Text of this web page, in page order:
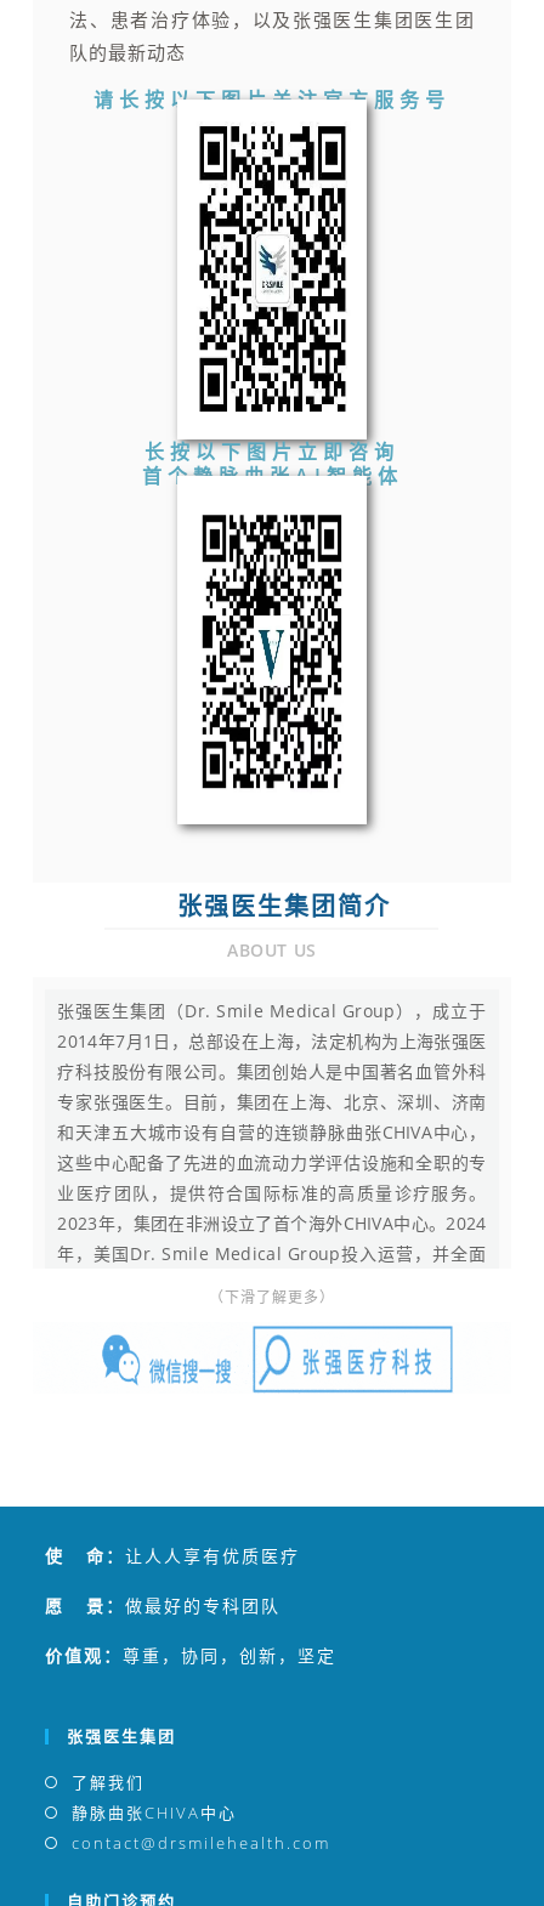
法、患者治疗体验，以及张强医生集团医生团
队的最新动态
请长按以下图片关注官方服务号
长按以下图片立即咨询
首个静脉曲张AI智能体
张强医生集团简介
ABOUT US
张强医生集团（Dr. Smile Medical Group），成立于
2014年7月1日，总部设在上海，法定机构为上海张强医
疗科技股份有限公司。集团创始人是中国著名血管外科
专家张强医生。目前，集团在上海、北京、深圳、济南
和天津五大城市设有自营的连锁静脉曲张CHIVA中心，
这些中心配备了先进的血流动力学评估设施和全职的专
业医疗团队，提供符合国际标准的高质量诊疗服务。
2023年，集团在非洲设立了首个海外CHIVA中心。2024
年，美国Dr. Smile Medical Group投入运营，并全面
得美国医疗服务提供者身份编码，为CHIVA中心在美落
地奠定基础，标志着CHIVA理念迈入美国医疗体系。
学继续教育项目。作为国际静脉病论坛（GVF）、思俊
引入和应用多项静脉曲张治疗技术，包括内镜
（SEPS）、静脉腔内射频消融、CHIVA等。
住院治疗，缩短成为一小时左右的CHIVA门诊治疗，患
服务两万余例。
（下滑了解更多）
使 命：让人人享有优质医疗
愿 景：做最好的专科团队
价值观：尊重，协同，创新，坚定
张强医生集团
了解我们
静脉曲张CHIVA中心
contact@drsmilehealth.com
自助门诊预约